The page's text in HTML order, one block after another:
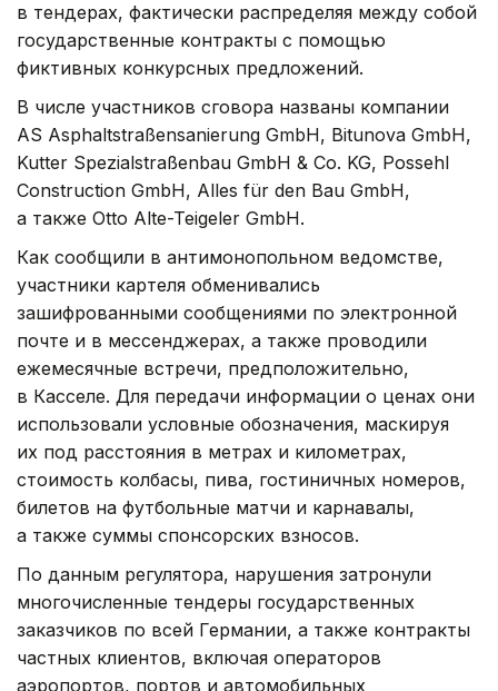
в тендерах, фактически распределяя между собой
государственные контракты с помощью
фиктивных конкурсных предложений.
В числе участников сговора названы компании
AS Asphaltstraßensanierung GmbH, Bitunova GmbH,
Kutter Spezialstraßenbau GmbH & Co. KG, Possehl
Construction GmbH, Alles für den Bau GmbH,
а также Otto Alte-Teigeler GmbH.
Как сообщили в антимонопольном ведомстве,
участники картеля обменивались
зашифрованными сообщениями по электронной
почте и в мессенджерах, а также проводили
ежемесячные встречи, предположительно,
в Касселе. Для передачи информации о ценах они
использовали условные обозначения, маскируя
их под расстояния в метрах и километрах,
стоимость колбасы, пива, гостиничных номеров,
билетов на футбольные матчи и карнавалы,
а также суммы спонсорских взносов.
По данным регулятора, нарушения затронули
многочисленные тендеры государственных
заказчиков по всей Германии, а также контракты
частных клиентов, включая операторов
аэропортов, портов и автомобильных